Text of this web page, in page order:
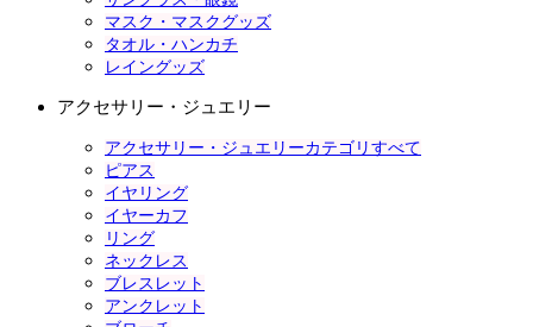
マスク・マスクグッズ
タオル・ハンカチ
レイングッズ
アクセサリー・ジュエリー
アクセサリー・ジュエリーカテゴリすべて
ピアス
イヤリング
イヤーカフ
リング
ネックレス
ブレスレット
アンクレット